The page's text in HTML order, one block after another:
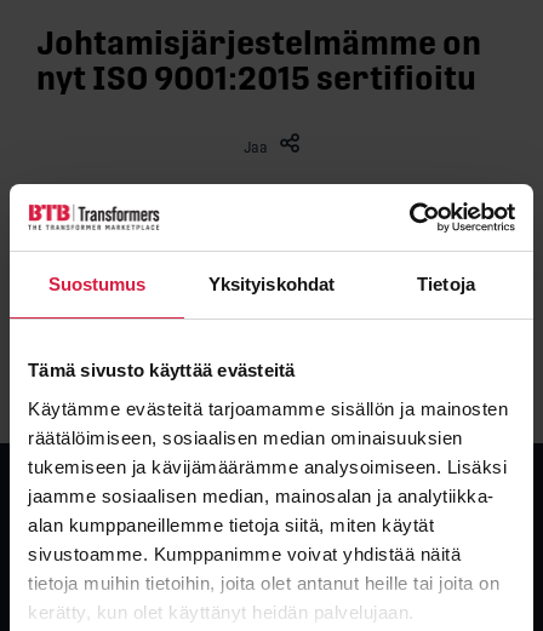
Suostumus Yksityiskohdat Tietoja
Tämä sivusto käyttää evästeitä
Käytämme evästeitä tarjoamamme sisällön ja mainosten
räätälöimiseen, sosiaalisen median ominaisuuksien
tukemiseen ja kävijämäärämme analysoimiseen. Lisäksi
jaamme sosiaalisen median, mainosalan ja analytiikka-
alan kumppaneillemme tietoja siitä, miten käytät
sivustoamme. Kumppanimme voivat yhdistää näitä
tietoja muihin tietoihin, joita olet antanut heille tai joita on
kerätty, kun olet käyttänyt heidän palvelujaan.
Johtamisjärjestelmämme on
nyt ISO 9001:2015 sertifioitu
Jaa
Bureau Veritas on 15.4.2021 sertifioinut ISO 9001:2015
ASIAKASPALVELUT JA KONSULTOINTI”.
Globaali, riippumaton muuntajatoimittaja. Uudet, käytetyt ja
ylijäämämuuntajat teollisuuden nopeimmalla toimituksella.